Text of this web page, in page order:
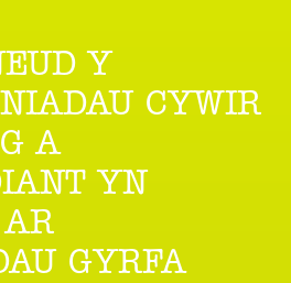
Y
CYWIR
A
YN
GYRFA